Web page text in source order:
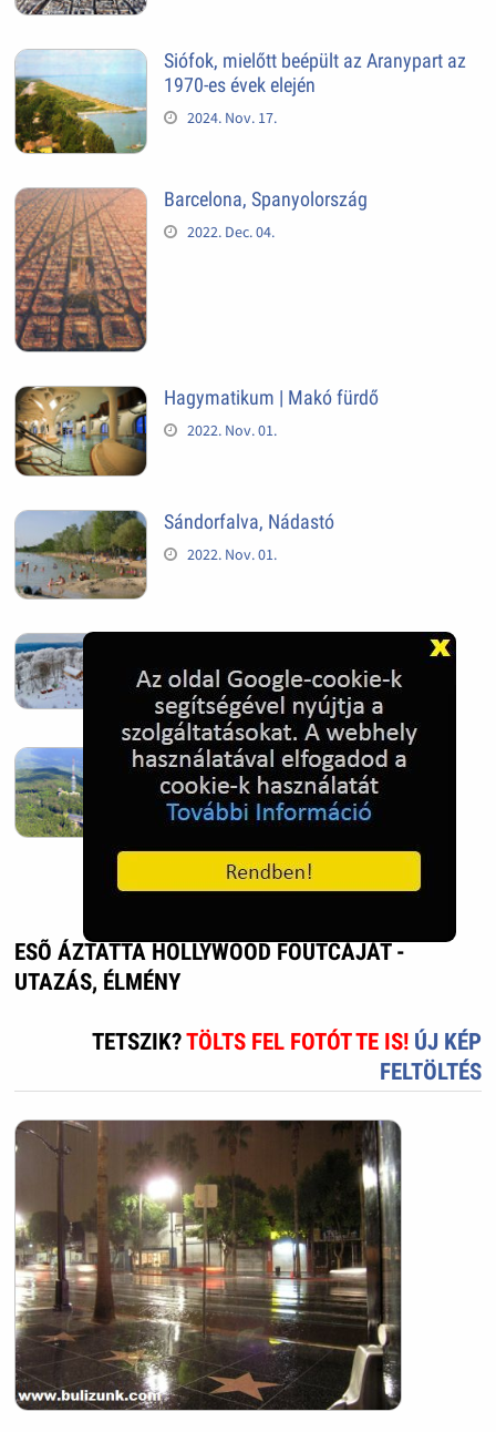
Siófok, mielőtt beépült az Aranypart az
1970-es évek elején
2024. Nov. 17.
Barcelona, Spanyolország
2022. Dec. 04.
Hagymatikum | Makó fürdő
2022. Nov. 01.
Sándorfalva, Nádastó
2022. Nov. 01.
Kékestető
2022. Nov. 01.
Kékestető település
2022. Nov. 01.
ESÕ ÁZTATTA HOLLYWOOD FÕUTCÁJÁT -
UTAZÁS, ÉLMÉNY
TETSZIK?TÖLTS FEL FOTÓT TE IS! ÚJ KÉP
FELTÖLTÉS